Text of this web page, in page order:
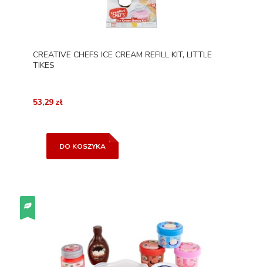
CREATIVE CHEFS ICE CREAM REFILL KIT, LITTLE
TIKES
53,29 zł
DO KOSZYKA